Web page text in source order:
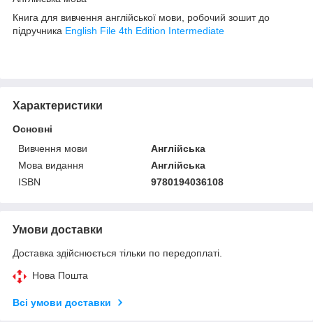
Книга для вивчення англійської мови, робочий зошит до
підручника English File 4th Edition Intermediate
Характеристики
Основні
Вивчення мови
Англійська
Мова видання
Англійська
ISBN
9780194036108
Умови доставки
Доставка здійснюється тільки по передоплаті.
Нова Пошта
Всі умови доставки